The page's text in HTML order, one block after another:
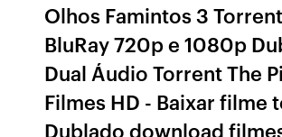
Olhos Famintos 3
BluRay 720p e 1080p
Dual Áudio Torrent The
Filmes HD - Baixar filme
Dublado download